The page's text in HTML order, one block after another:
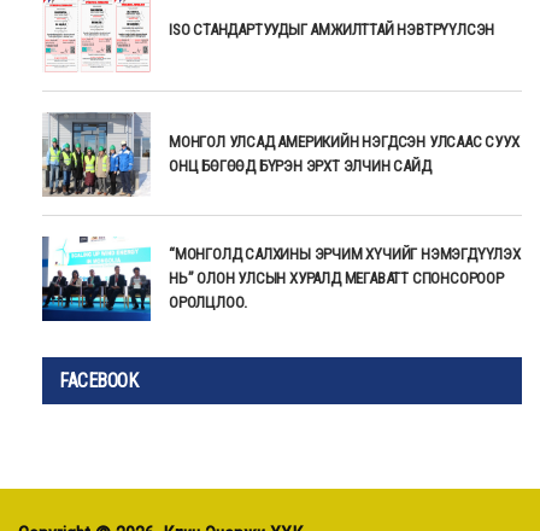
ISO СТАНДАРТУУДЫГ АМЖИЛТТАЙ НЭВТРҮҮЛСЭН
МОНГОЛ УЛСАД АМЕРИКИЙН НЭГДСЭН УЛСААС СУУХ
ОНЦ БӨГӨӨД БҮРЭН ЭРХТ ЭЛЧИН САЙД
“МОНГОЛД САЛХИНЫ ЭРЧИМ ХҮЧИЙГ НЭМЭГДҮҮЛЭХ
НЬ” ОЛОН УЛСЫН ХУРАЛД МЕГАВАТТ СПОНСОРООР
ОРОЛЦЛОО.
FACEBOOK